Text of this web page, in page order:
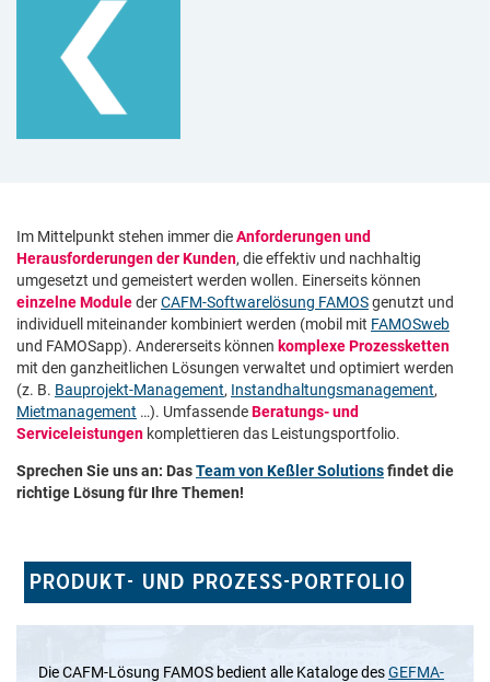
Im Mittelpunkt stehen immer dieAnforderungen und
Herausforderungen der Kunden, die effektiv und nachhaltig
umgesetzt und gemeistert werden wollen. Einerseits können
einzelne ModulederCAFM-Softwarelösung FAMOSgenutzt und
individuell miteinander kombiniert werden (mobil mit FAMOSweb
und FAMOSapp). Andererseits können komplexe Prozessketten
mit den ganzheitlichen Lösungen verwaltet und optimiert werden
(z. B. Bauprojekt-Management, Instandhaltungsmanagement,
Mietmanagement …). UmfassendeBeratungs- und
Serviceleistungen komplettieren das Leistungsportfolio.
Sprechen Sie uns an: DasTeam von Keßler Solutionsfindet die
richtige Lösung für Ihre Themen!
PRODUKT- UND PROZESS-PORTFOLIO
Die CAFM-Lösung FAMOS bedient alle Kataloge desGEFMA-